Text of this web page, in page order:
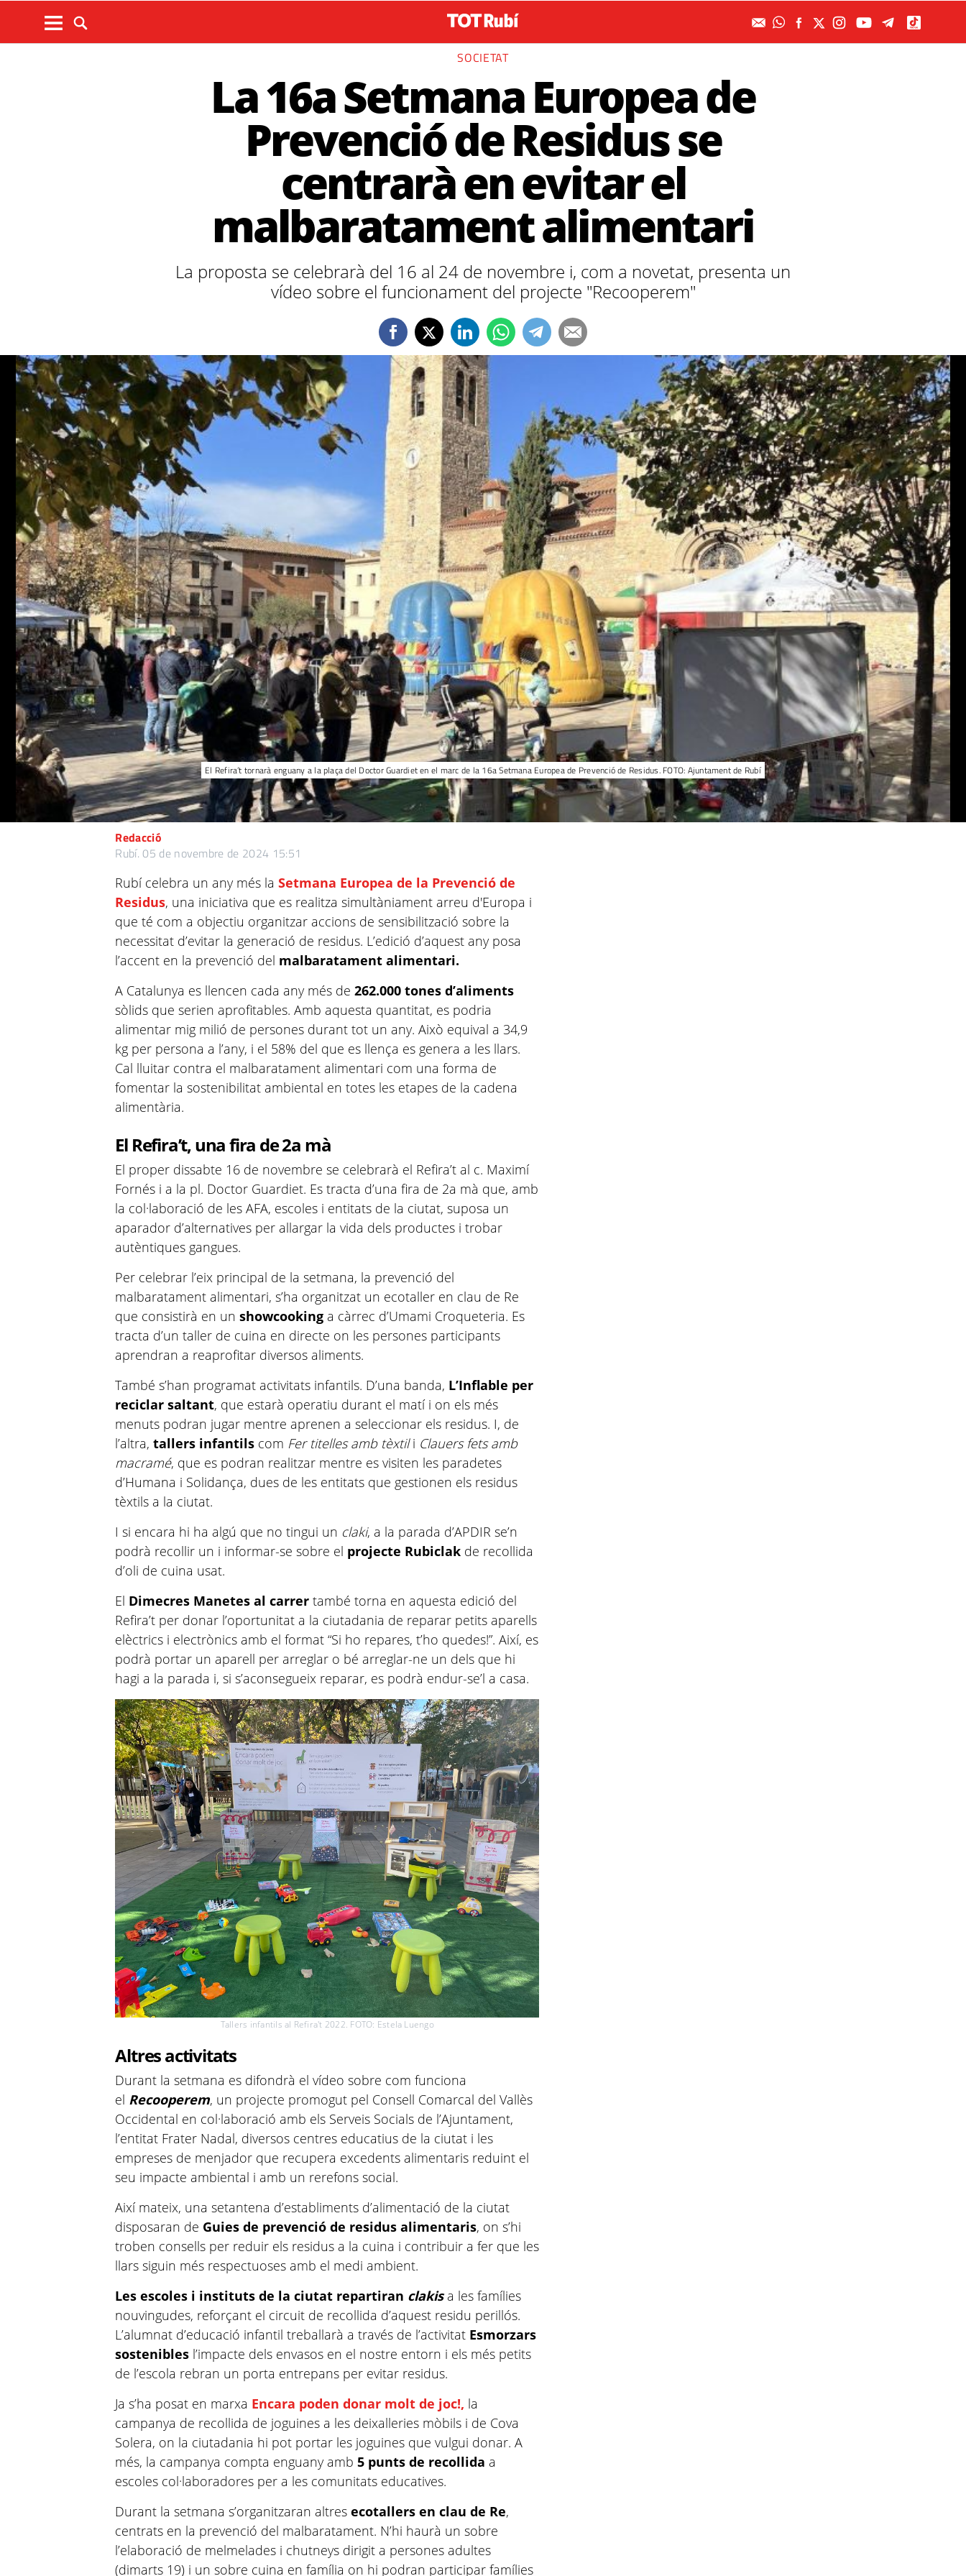
SOCIETAT
La 16a Setmana Europea de
Prevenció de Residus se
centrarà en evitar el
malbaratament alimentari
La proposta se celebrarà del 16 al 24 de novembre i, com a novetat, presenta un
vídeo sobre el funcionament del projecte "Recooperem"
El Refira’t tornarà enguany a la plaça del Doctor Guardiet en el marc de la 16a Setmana Europea de Prevenció de Residus. FOTO: Ajuntament de Rubí
Redacció
Rubí. 05 de novembre de 2024 15:51
Rubí celebra un any més laSetmana Europea de la Prevenció de
Residus, una iniciativa que es realitza simultàniament arreu d'Europa i
que té com a objectiu organitzar accions de sensibilització sobre la
necessitat d’evitar la generació de residus. L’edició d’aquest any posa
l’accent en la prevenció del malbaratament alimentari.
A Catalunya es llencen cada any més de262.000 tones d’aliments
sòlids que serien aprofitables. Amb aquesta quantitat, es podria
alimentar mig milió de persones durant tot un any. Això equival a 34,9
kg per persona a l’any, i el 58% del que es llença es genera a les llars.
Cal lluitar contra el malbaratament alimentari com una forma de
fomentar la sostenibilitat ambiental en totes les etapes de la cadena
alimentària.
El Refira’t,una fira de 2a mà
El proper dissabte 16 de novembre se celebrarà el Refira’t al c. Maximí
Fornés i a la pl. Doctor Guardiet. Es tracta d’una fira de 2a mà que, amb
la col·laboració de les AFA, escoles i entitats de la ciutat, suposa un
aparador d’alternatives per allargar la vida dels productes i trobar
autèntiques gangues.
Per celebrar l’eix principal de la setmana, la prevenció del
malbaratament alimentari, s’ha organitzat un ecotaller en clau de Re
que consistirà en unshowcooking a càrrec d’Umami Croqueteria. Es
tracta d’un taller de cuina en directe on les persones participants
aprendran a reaprofitar diversos aliments.
També s’han programat activitats infantils. D’una banda, L’Inflable per
reciclar saltant, que estarà operatiu durant el matí i on els més
menuts podran jugar mentre aprenen a seleccionar els residus. I, de
l’altra,tallers infantils com Fer titelles amb tèxtili Clauers fets amb
macramé, que es podran realitzar mentre es visiten les paradetes
d’Humana i Solidança, dues de les entitats que gestionen els residus
tèxtils a la ciutat.
I si encara hi ha algú que no tingui un claki, a la parada d’APDIR se’n
podrà recollir un i informar-se sobre el projecte Rubiclak de recollida
d’oli de cuina usat.
El Dimecres Manetes al carrer també torna en aquesta edició del
Refira’t per donar l’oportunitat a la ciutadania de reparar petits aparells
elèctrics i electrònics amb el format “Si ho repares, t’ho quedes!”. Així, es
podrà portar un aparell per arreglar o bé arreglar-ne un dels que hi
hagi a la parada i, si s’aconsegueix reparar, es podrà endur-se’l a casa.
Tallers infantils al Refira't 2022. FOTO: Estela Luengo
Altres activitats
Durant la setmana es difondrà el vídeo sobre com funciona
el Recooperem, un projecte promogut pel Consell Comarcal del Vallès
Occidental en col·laboració amb els Serveis Socials de l’Ajuntament,
l’entitat Frater Nadal, diversos centres educatius de la ciutat i les
empreses de menjador que recupera excedents alimentaris reduint el
seu impacte ambiental i amb un rerefons social.
Així mateix, una setantena d’establiments d’alimentació de la ciutat
disposaran de Guies de prevenció de residus alimentaris, on s’hi
troben consells per reduir els residus a la cuina i contribuir a fer que les
llars siguin més respectuoses amb el medi ambient.
Les escoles i instituts de la ciutat repartiran clakis a les famílies
nouvingudes, reforçant el circuit de recollida d’aquest residu perillós.
L’alumnat d’educació infantil treballarà a través de l’activitat Esmorzars
sostenibles l’impacte dels envasos en el nostre entorn i els més petits
de l’escola rebran un porta entrepans per evitar residus.
Ja s’ha posat en marxa Encara poden donar molt de joc!, la
campanya de recollida de joguines a les deixalleries mòbils i de Cova
Solera, on la ciutadania hi pot portar les joguines que vulgui donar. A
més, la campanya compta enguany amb5 punts de recollida a
escoles col·laboradores per a les comunitats educatives.
Durant la setmana s’organitzaran altresecotallers en clau de Re,
centrats en la prevenció del malbaratament. N’hi haurà un sobre
l’elaboració de melmelades i chutneys dirigit a persones adultes
(dimarts 19) i un sobre cuina en família on hi podran participar famílies